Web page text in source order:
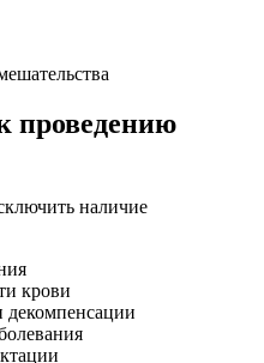
проведению
наличие
крови
декомпенсации